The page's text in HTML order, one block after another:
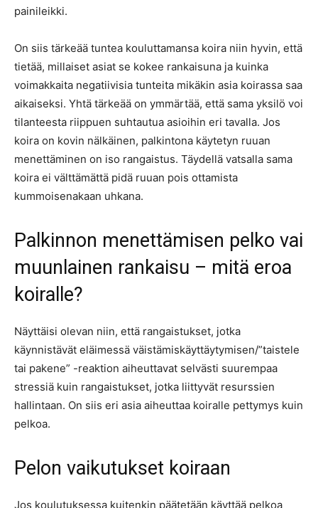
painileikki.
On siis tärkeää tuntea kouluttamansa koira niin hyvin, että
tietää, millaiset asiat se kokee rankaisuna ja kuinka
voimakkaita negatiivisia tunteita mikäkin asia koirassa saa
aikaiseksi. Yhtä tärkeää on ymmärtää, että sama yksilö voi
tilanteesta riippuen suhtautua asioihin eri tavalla. Jos
koira on kovin nälkäinen, palkintona käytetyn ruuan
menettäminen on iso rangaistus. Täydellä vatsalla sama
koira ei välttämättä pidä ruuan pois ottamista
kummoisenakaan uhkana.
Palkinnon menettämisen pelko vai
muunlainen rankaisu – mitä eroa
koiralle?
Näyttäisi olevan niin, että rangaistukset, jotka
käynnistävät eläimessä väistämiskäyttäytymisen/”taistele
tai pakene” -reaktion aiheuttavat selvästi suurempaa
stressiä kuin rangaistukset, jotka liittyvät resurssien
hallintaan. On siis eri asia aiheuttaa koiralle pettymys kuin
pelkoa.
Pelon vaikutukset koiraan
Jos koulutuksessa kuitenkin päätetään käyttää pelkoa